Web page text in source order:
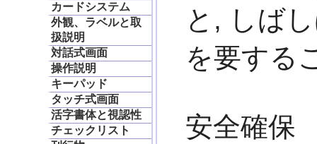
カードシステム
外観、ラベルと取
扱説明
対話式画面
操作説明
キーパッド
タッチ式画面
活字書体と視認性
チェックリスト
と, しば
を要する
安全確保